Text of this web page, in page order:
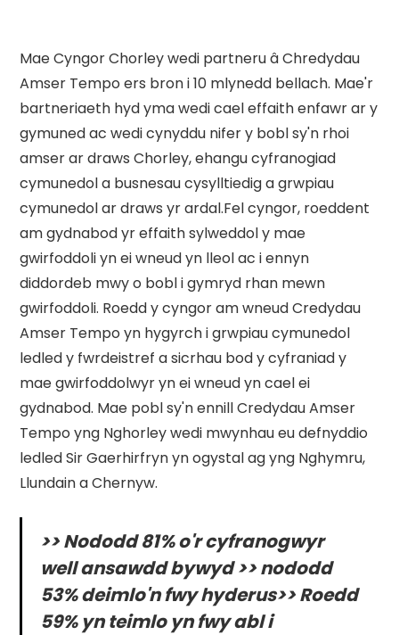
Mae Cyngor Chorley wedi partneru â Chredydau
Amser Tempo ers bron i 10 mlynedd bellach. Mae'r
bartneriaeth hyd yma wedi cael effaith enfawr ar y
gymuned ac wedi cynyddu nifer y bobl sy'n rhoi
amser ar draws Chorley, ehangu cyfranogiad
cymunedol a busnesau cysylltiedig a grwpiau
cymunedol ar draws yr ardal.Fel cyngor, roeddent
am gydnabod yr effaith sylweddol y mae
gwirfoddoli yn ei wneud yn lleol ac i ennyn
diddordeb mwy o bobl i gymryd rhan mewn
gwirfoddoli. Roedd y cyngor am wneud Credydau
Amser Tempo yn hygyrch i grwpiau cymunedol
ledled y fwrdeistref a sicrhau bod y cyfraniad y
mae gwirfoddolwyr yn ei wneud yn cael ei
gydnabod. Mae pobl sy'n ennill Credydau Amser
Tempo yng Nghorley wedi mwynhau eu defnyddio
ledled Sir Gaerhirfryn yn ogystal ag yng Nghymru,
Llundain a Chernyw.
>> Nododd 81% o'r cyfranogwyr
well ansawdd bywyd >> nododd
53% deimlo'n fwy hyderus>> Roedd
59% yn teimlo yn fwy abl i